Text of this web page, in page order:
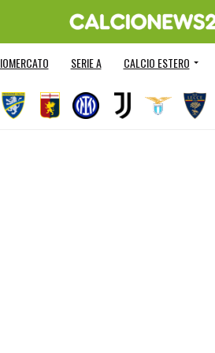
SERIE A CALCIO ESTERO